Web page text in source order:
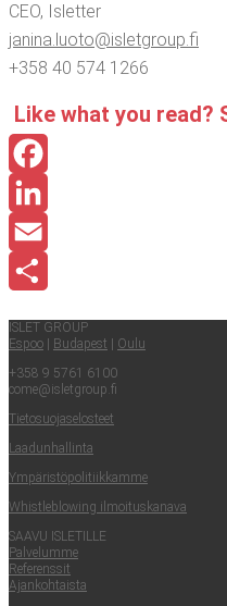
CEO, Islet­ter
janina.​luoto@​isletgroup.​fi
+358 40 574 1266
Like what you read?
Facebook
LinkedIn
Email
ISLET GROUP
Espoo
Buda­pest
Oulu
+358 9 5761 6100
come@​isletgroup.​fi
Tie­to­suo­ja­se­los­teet
Laa­dun­hal­lin­ta
Ympä­ris­tö­po­li­tiik­kam­me
Whist­le­blowing ilmoituskanava
SAA­VU ISLETILLE
Pal­ve­lum­me
Refe­rens­sit
Ajan­koh­tais­ta